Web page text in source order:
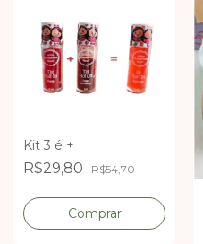
Kit 3 é +
R$29,80 R$54,70